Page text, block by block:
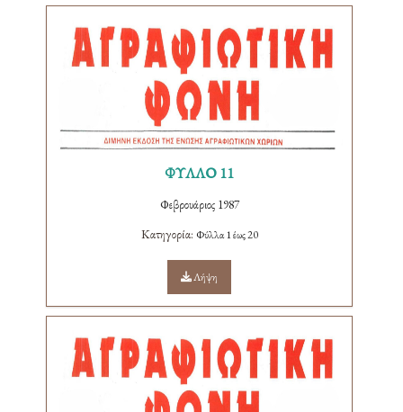
ΦΥΛΛΟ 11
Φεβρουάριος 1987
Κατηγορία: Φύλλα 1 έως 20
Λήψη